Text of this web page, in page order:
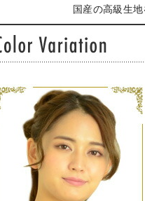
国産の高級生